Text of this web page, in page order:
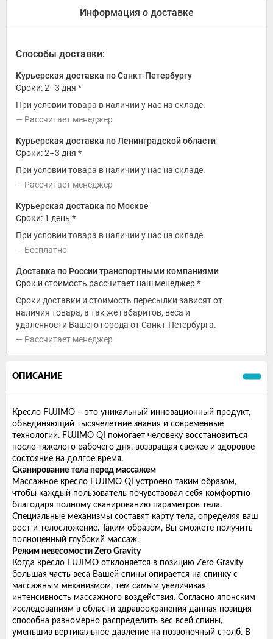
Информация о доставке
Способы доставки:
Курьерская доставка по Санкт-Петербургу
Сроки: 2–3 дня *
При условии товара в наличии у нас на складе.
Рассчитает менеджер
Курьерская доставка по Ленинградской области
Сроки: 2–3 дня *
При условии товара в наличии у нас на складе.
Рассчитает менеджер
Курьерская доставка по Москве
Сроки: 1 день *
При условии товара в наличии у нас на складе.
Бесплатно
Доставка по России транспортными компаниями
Срок и стоимость рассчитает наш менеджер *
Сроки доставки и стоимость пересылки зависят от
наличия товара, а так же габаритов, веса и
удаленности Вашего города от Санкт-Петербурга.
Рассчитает менеджер
ОПИСАНИЕ
Кресло FUJIMO – это уникальный инновационный продукт,
объединяющий тысячелетние знания и современные
технологии. FUJIMO QI помогает человеку восстановиться
после тяжелого рабочего дня, возвращая свежее и здоровое
состояние на долгое время.
Сканирование тела перед массажем
Массажное кресло FUJIMO QI устроено таким образом,
чтобы каждый пользователь почувствовал себя комфортно
благодаря полному сканированию параметров тела.
Специальные механизмы составят карту тела, определяя ваш
рост и телосложение. Таким образом, Вы сможете получить
полноценный глубокий массаж.
Режим невесомости Zero Gravity
Когда кресло FUJIMO отклоняется в позицию Zero Gravity
большая часть веса Вашей спины опирается на спинку с
массажным механизмом, тем самым увеличивая
интенсивность массажного воздействия. Согласно японским
исследованиям в области здравоохранения данная позиция
способна равномерно распределить вес всей спины,
уменьшив вертикальное давление на позвоночный столб. В